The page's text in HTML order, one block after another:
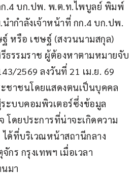
.4 บก.ปพ. พ.ต.ท.ไพบูลย์ พิมพ์
ำกำลังเจ้าหน้าที่ กก.4 บก.ปพ.
หรือ เชษฐ์ (สงวนนามสกุล)
ธรรมราช ผู้ต้องหาตามหมายจับ
2569 ลงวันที่ 21 เม.ย. 69
ชาชนโดยแสดงตนเป็นบุคคล
ะบบคอมพิวเตอร์ซึ่งข้อมูล
โดยประการที่น่าจะเกิดความ
ด้ที่บริเวณหน้าสถานีกลาง
ร กรุงเทพฯ เมื่อเวลา
มา